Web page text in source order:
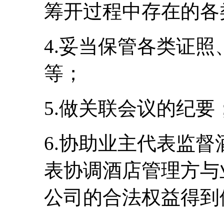
筹开过程中存在的
4.妥当保管各类证照
等；
5.做关联会议的纪要
6.协助业主代表监
表协调酒店管理方
公司的合法权益得